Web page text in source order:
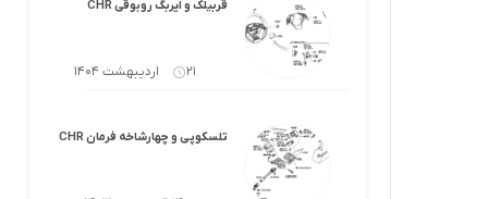
لوازم گیربکس و جلوبندی راوفور
لوازم گیربکس و جلوبندی یاریس
لوازم گیربکس و جلوبندی هایس
قربیلک و ایربگ روبوقی CHR
21 اردیبهشت 1404
تلسکوپی و چهارشاخه فرمان CHR